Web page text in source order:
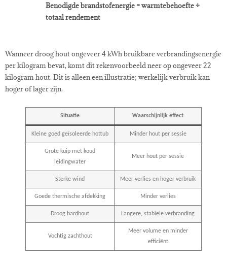
Benodigde brandstofenergie = warmtebehoefte ÷
totaal rendement
Wanneer droog hout ongeveer 4 kWh bruikbare verbrandingsenergie
per kilogram bevat, komt dit rekenvoorbeeld neer op ongeveer 22
kilogram hout. Dit is alleen een illustratie; werkelijk verbruik kan
hoger of lager zijn.
Situatie Waarschijnlijk effect
Kleine goed geïsoleerde hottub Minder hout per sessie
Grote kuip met koud
leidingwater
Meer hout per sessie
Sterke wind Meer verlies en hoger verbruik
Goede thermische afdekking Minder verlies
Droog hardhout Langere, stabiele verbranding
Vochtig zachthout
Meer volume en minder
efficiënt